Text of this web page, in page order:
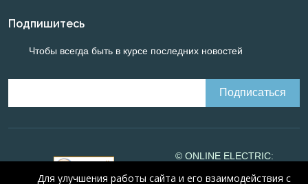
Подпишитесь
Чтобы всегда быть в курсе последних новостей
© ONLINE ELECTRIC:
Для улучшения работы сайта и его взаимодействия с